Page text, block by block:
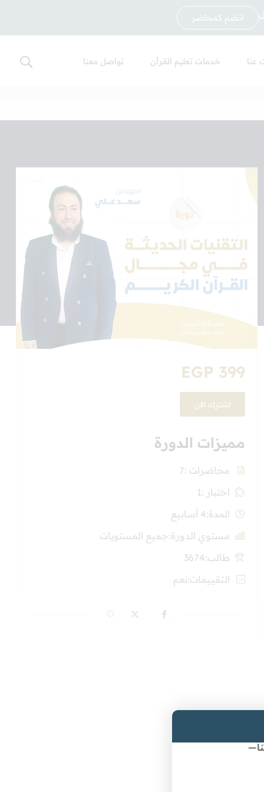
انضم كمحاضر
عنا خدمات تعليم القرآن تواصل معنا
EGP 399
اشترك الان
مميزات الدورة
محاضرات 7
اختبار
1
المدة 4 أسابيع
مستوي الدورة جميع المستويات
طالب 3674
التقييمات نعم